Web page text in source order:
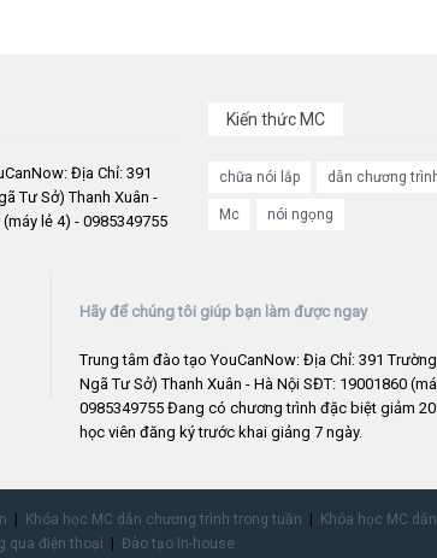
Địa Chỉ: 391
Tư Sở) Thanh Xuân -
lẻ 4) - 0985349755
Kiến thức MC
chữa nói lắp dẫn chương
Mc nói ngọng
Hãy để chúng tôi giúp bạn làm được ngay
Trung tâm đào tạo YouCanNow: Địa Chỉ: 391 Trường
Ngã Tư Sở) Thanh Xuân - Hà Nội SĐT: 19001860
0985349755 Đang có chương trình đặc biệt giảm
học viên đăng ký trước khai giảng 7 ngày.
Khóa học MC dẫn chương trình trong tuần Khóa học MC
qua điện thoại Đào tạo In-house